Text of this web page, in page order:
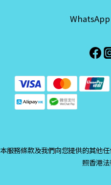
WhatsApp
本服務條款及我們向您提供的其他
照香港